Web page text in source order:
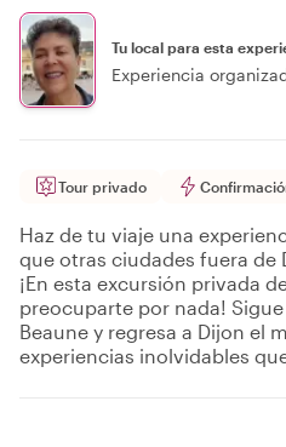
Tu local para esta
Experiencia
Tour privado
Haz de tu viaje una
que otras ciudades fuera de
¡En esta excursión privada
preocuparte por nada!
Beaune y regresa a Dijon el
experiencias inolvidables